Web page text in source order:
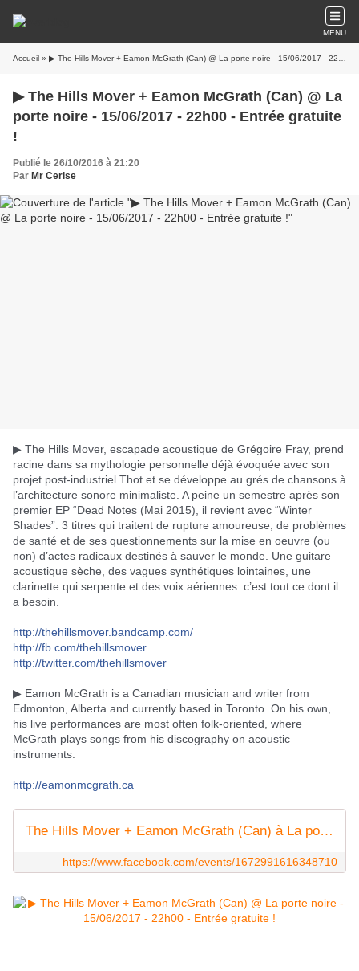
MENU
Accueil » ▶ The Hills Mover + Eamon McGrath (Can) @ La porte noire - 15/06/2017 - 22h00 - Entrée gratuite !
▶ The Hills Mover + Eamon McGrath (Can) @ La
porte noire - 15/06/2017 - 22h00 - Entrée gratuite
!
Publié le 26/10/2016 à 21:20
Par Mr Cerise
▶ The Hills Mover, escapade acoustique de Grégoire Fray, prend
racine dans sa mythologie personnelle déjà évoquée avec son
projet post-industriel Thot et se développe au grés de chansons à
l’architecture sonore minimaliste. A peine un semestre après son
premier EP “Dead Notes (Mai 2015), il revient avec “Winter
Shades”. 3 titres qui traitent de rupture amoureuse, de problèmes
de santé et de ses questionnements sur la mise en oeuvre (ou
non) d’actes radicaux destinés à sauver le monde. Une guitare
acoustique sèche, des vagues synthétiques lointaines, une
clarinette qui serpente et des voix aériennes: c’est tout ce dont il
a besoin.
http://thehillsmover.bandcamp.com/
http://fb.com/thehillsmover
http://twitter.com/thehillsmover
▶ Eamon McGrath is a Canadian musician and writer from
Edmonton, Alberta and currently based in Toronto. On his own,
his live performances are most often folk-oriented, where
McGrath plays songs from his discography on acoustic
instruments.
http://eamonmcgrath.ca
The Hills Mover + Eamon McGrath (Can) à La porte
https://www.facebook.com/events/1672991616348710